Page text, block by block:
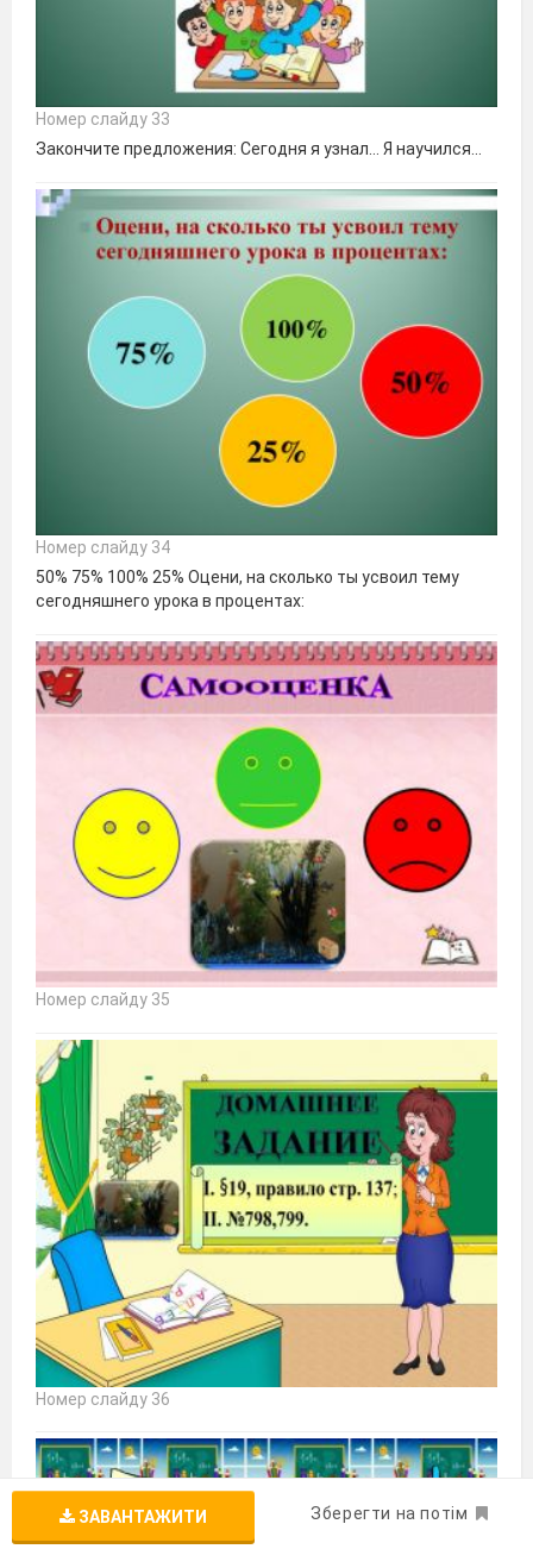
Номер слайду 33
Закончите предложения: Сегодня я узнал… Я научился…
Номер слайду 34
50% 75% 100% 25% Оцени, на сколько ты усвоил тему
сегодняшнего урока в процентах:
Номер слайду 35
Номер слайду 36
ЗАВАНТАЖИТИ Зберегти на потім